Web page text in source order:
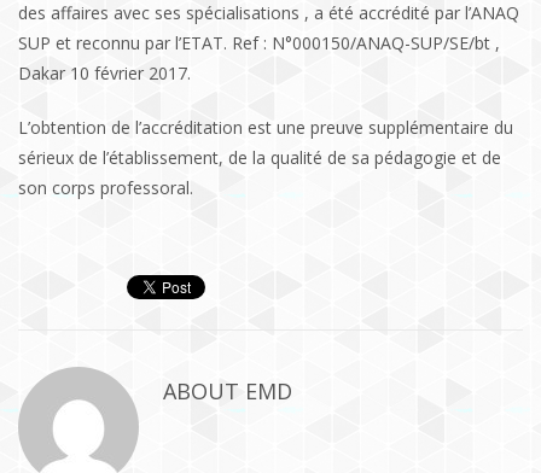
des affaires avec ses spécialisations , a été accrédité par l’ANAQ
SUP et reconnu par l’ETAT. Ref : N°000150/ANAQ-SUP/SE/bt ,
Dakar 10 février 2017.
L’obtention de l’accréditation est une preuve supplémentaire du
sérieux de l’établissement, de la qualité de sa pédagogie et de
son corps professoral.
ABOUT EMD